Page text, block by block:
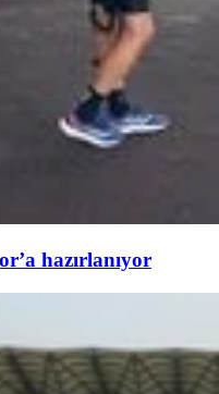
hazırlanıyor